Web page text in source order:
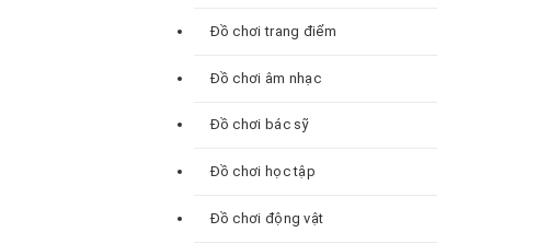
Đồ chơi trang điểm
Đồ chơi âm nhạc
Đồ chơi bác sỹ
Đồ chơi học tập
Đồ chơi động vật